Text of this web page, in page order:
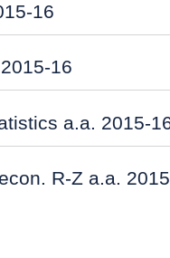
16
16
a.a. 2015-
R-Z a.a.